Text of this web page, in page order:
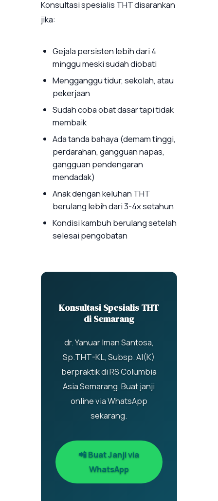
Konsultasi spesialis THT disarankan
jika:
Gejala persisten lebih dari 4
minggu meski sudah diobati
Mengganggu tidur, sekolah, atau
pekerjaan
Sudah coba obat dasar tapi tidak
membaik
Ada tanda bahaya (demam tinggi,
perdarahan, gangguan napas,
gangguan pendengaran
mendadak)
Anak dengan keluhan THT
berulang lebih dari 3-4x setahun
Kondisi kambuh berulang setelah
selesai pengobatan
Konsultasi Spesialis THT
di Semarang
dr. Yanuar Iman Santosa,
Sp.THT-KL, Subsp. AI(K)
berpraktik di RS Columbia
Asia Semarang. Buat janji
online via WhatsApp
sekarang.
📲 Buat Janji via
WhatsApp